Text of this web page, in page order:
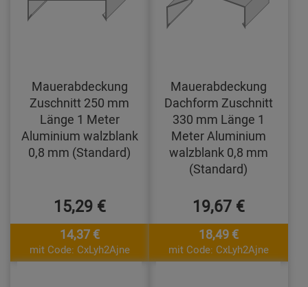
Mauerabdeckung
Zuschnitt 250 mm
Länge 1 Meter
Aluminium walzblank
0,8 mm (Standard)
15,29 €
14,37 €
mit Code: CxLyh2Ajne
Mauerabdeckung
Dachform Zuschnitt
330 mm Länge 1
Meter Aluminium
walzblank 0,8 mm
(Standard)
19,67 €
18,49 €
mit Code: CxLyh2Ajne